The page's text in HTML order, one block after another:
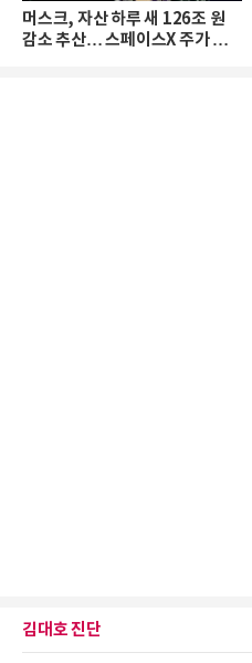
머스크, 자산 하루 새 126조 원
감소 추산… 스페이스X 주가 하
김대호 진단